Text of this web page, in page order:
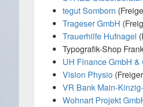
tegut Somborn
Trageser GmbH
Trauerhilfe Hufnagel
Typografik-Shop
UH Finance GmbH &
Vision Physio
VR Bank Main-
Wohnart Projekt